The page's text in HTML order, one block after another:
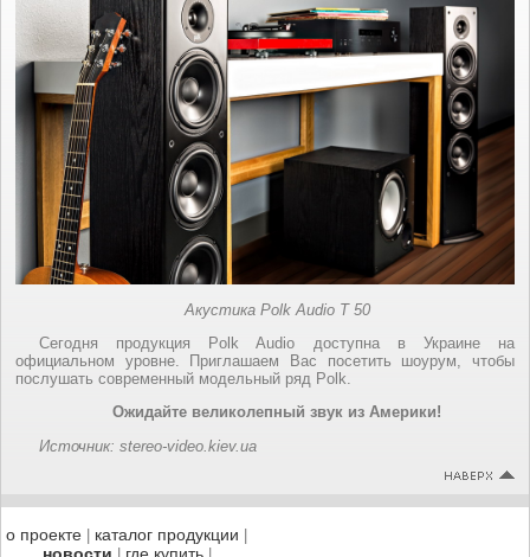
Акустика Polk Audio T50
Сегодня продукция Polk Audio доступна в Украине на
официальном уровне. Приглашаем Вас посетить шоурум, чтобы
послушать современный модельный ряд Polk.
Ожидайте великолепный звук из Америки!
Источник: stereo-video.kiev.ua
о проекте каталог продукции